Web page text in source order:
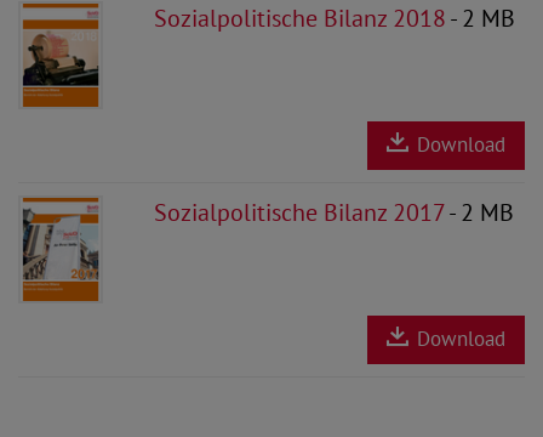
Sozialpolitische Bilanz 2018- 2 MB
Download
Sozialpolitische Bilanz 2017- 2 MB
Download